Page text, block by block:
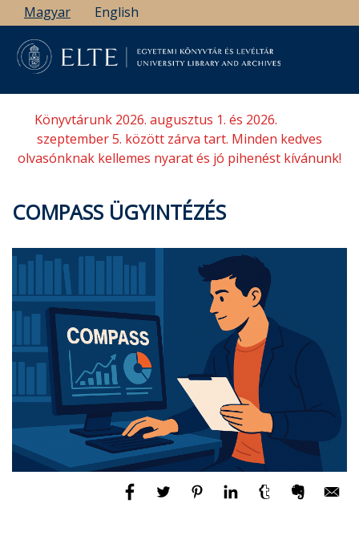
Ugrás
a
tartalomra
Magyar English
Könyvtárunk 2026. augusztus 1. és 2026.
szeptember 5. között zárva tart. Minden kedves
olvasónknak kellemes nyarat és jó pihenést kívánunk!
COMPASS ÜGYINTÉZÉS